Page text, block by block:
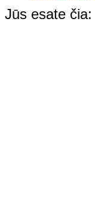
Jūs esate čia: